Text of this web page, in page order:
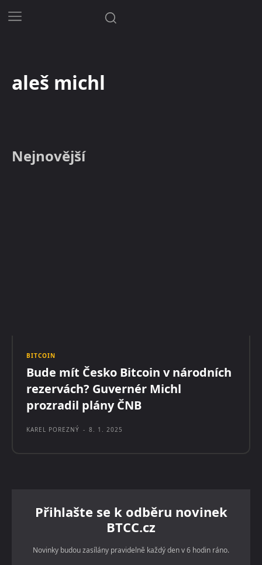
aleš michl
Nejnovější
BITCOIN
Bude mít Česko Bitcoin v národních
rezervách? Guvernér Michl
prozradil plány ČNB
KAREL POREZNÝ - 8. 1. 2025
Přihlašte se k odběru novinek
BTCC.cz
Novinky budou zasílány pravidelně každý den v 6 hodin ráno.